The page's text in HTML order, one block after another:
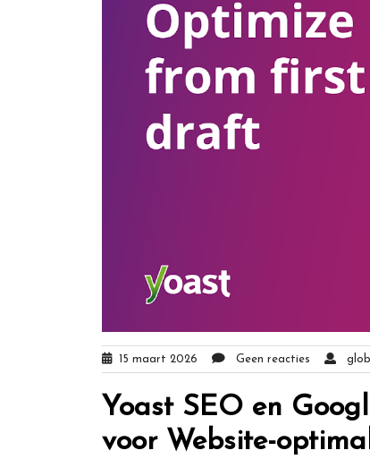
15 maart 2026 Geen reacties
Yoast SEO en
voor Website-